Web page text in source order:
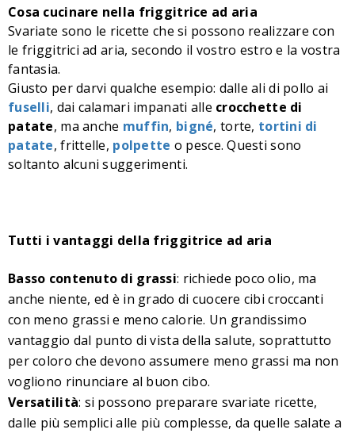
Cosa cucinare nella friggitrice ad aria
Svariate sono le ricette che si possono realizzare con
le friggitrici ad aria, secondo il vostro estro e la vostra
fantasia.
Giusto per darvi qualche esempio: dalle ali di pollo ai
fuselli, dai calamari impanati alle crocchette di
patate, ma anche muffin, bigné, torte, tortini di
patate, frittelle, polpette o pesce. Questi sono
soltanto alcuni suggerimenti.
Tutti i vantaggi della friggitrice ad aria
Basso contenuto di grassi: richiede poco olio, ma
anche niente, ed è in grado di cuocere cibi croccanti
con meno grassi e meno calorie. Un grandissimo
vantaggio dal punto di vista della salute, soprattutto
per coloro che devono assumere meno grassi ma non
vogliono rinunciare al buon cibo.
Versatilità: si possono preparare svariate ricette,
dalle più semplici alle più complesse, da quelle salate a